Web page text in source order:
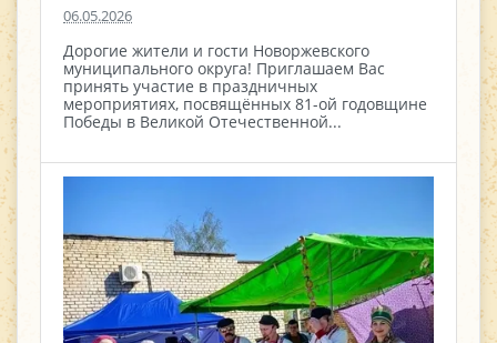
06.05.2026
Дорогие жители и гости Новоржевского
муниципального округа! Приглашаем Вас
принять участие в праздничных
мероприятиях, посвящённых 81-ой годовщине
Победы в Великой Отечественной...